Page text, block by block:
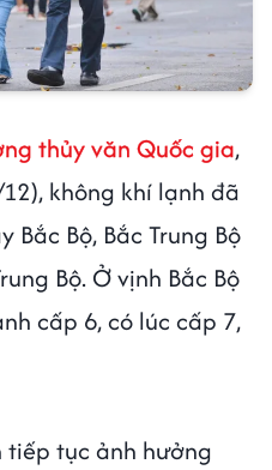
thủy văn Quốc gia,
không khí lạnh đã
Bộ, Bắc Trung Bộ
Bộ. Ở vịnh Bắc Bộ
cấp 6, có lúc cấp 7,
tiếp tục ảnh hưởng